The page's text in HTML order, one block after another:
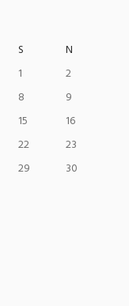
S
N
1
2
8
9
15
16
22
23
29
30